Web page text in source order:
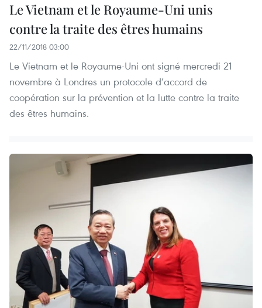
Le Vietnam et le Royaume-Uni unis
contre la traite des êtres humains
22/11/2018 03:00
Le Vietnam et le Royaume-Uni ont signé mercredi 21
novembre à Londres un protocole d’accord de
coopération sur la prévention et la lutte contre la traite
des êtres humains.